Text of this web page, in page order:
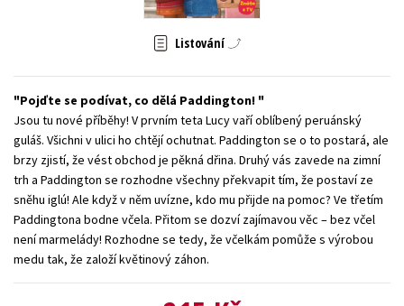
Listování
Pojďte se podívat, co dělá Paddington!
Jsou tu nové příběhy! V prvním teta Lucy vaří oblíbený peruánský
guláš. Všichni v ulici ho chtějí ochutnat. Paddington se o to postará, ale
brzy zjistí, že vést obchod je pěkná dřina. Druhý vás zavede na zimní
trh a Paddington se rozhodne všechny překvapit tím, že postaví ze
sněhu iglú! Ale když v něm uvízne, kdo mu přijde na pomoc? Ve třetím
Paddingtona bodne včela. Přitom se dozví zajímavou věc – bez včel
není marmelády! Rozhodne se tedy, že včelkám pomůže s výrobou
medu tak, že založí květinový záhon.